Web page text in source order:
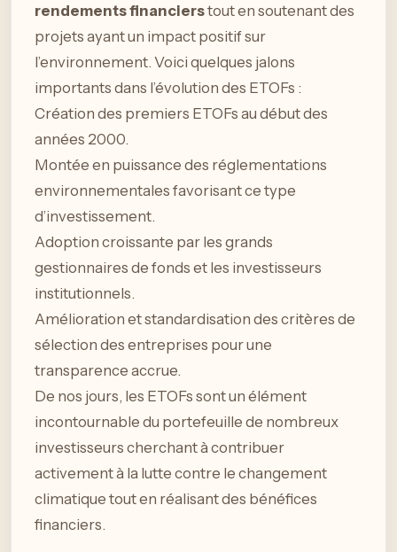
rendements financierstout en soutenant des
projets ayant un impact positif sur
l’environnement. Voici quelques jalons
importants dans l’évolution des ETOFs :
Création des premiers ETOFs au début des
années 2000.
Montée en puissance des réglementations
environnementales favorisant ce type
d’investissement.
Adoption croissante par les grands
gestionnaires de fonds et les investisseurs
institutionnels.
Amélioration et standardisation des critères de
sélection des entreprises pour une
transparence accrue.
De nos jours, les ETOFs sont un élément
incontournable du portefeuille de nombreux
investisseurs cherchant à contribuer
activement à la lutte contre le changement
climatique tout en réalisant des bénéfices
financiers.